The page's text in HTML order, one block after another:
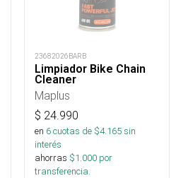
23682026BARB
Limpiador Bike Chain
Cleaner
Maplus
$ 24.990
en 6cuotas de $4.165sin
interés
ahorras $1.000 por
transferencia.